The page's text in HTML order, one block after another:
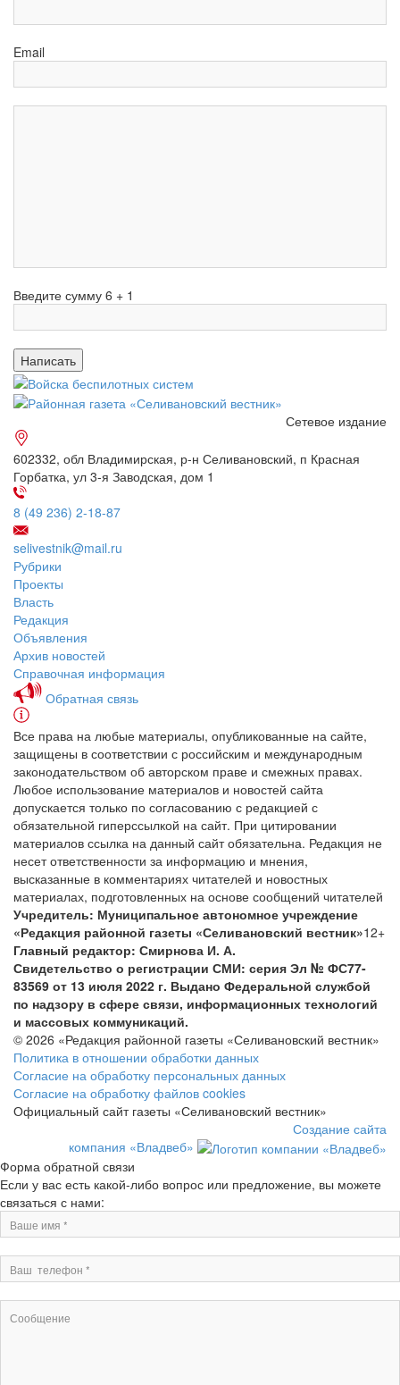
Email
Введите сумму 6 + 1
Сетевое издание
602332, обл Владимирская, р-н Селивановский, п Красная
Горбатка, ул 3-я Заводская, дом 1
8 (49 236) 2-18-87
selivestnik@mail.ru
Рубрики
Проекты
Власть
Редакция
Объявления
Архив новостей
Справочная информация
Обратная связь
Все права на любые материалы, опубликованные на сайте,
защищены в соответствии с российским и международным
законодательством об авторском праве и смежных правах.
Любое использование материалов и новостей сайта
допускается только по согласованию с редакцией с
обязательной гиперссылкой на сайт. При цитировании
материалов ссылка на данный сайт обязательна. Редакция не
несет ответственности за информацию и мнения,
высказанные в комментариях читателей и новостных
материалах, подготовленных на основе сообщений читателей
Учредитель: Муниципальное автономное учреждение
«Редакция районной газеты «Селивановский вестник»12+
Главный редактор: Смирнова И. А.
Свидетельство о регистрации СМИ: серия Эл № ФС77-
83569 от 13 июля 2022 г. Выдано Федеральной службой
по надзору в сфере связи, информационных технологий
и массовых коммуникаций.
© 2026 «Редакция районной газеты «Селивановский вестник»
Политика в отношении обработки данных
Согласие на обработку персональных данных
Согласие на обработку файлов cookies
Официальный сайт газеты «Селивановский вестник»
Создание сайта
компания «Владвеб»
Форма обратной связи
Если у вас есть какой-либо вопрос или предложение, вы можете
связаться с нами: